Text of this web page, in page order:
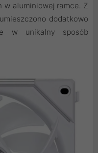
w aluminiowej ramce. Z
dodatkowo
w unikalny sposób